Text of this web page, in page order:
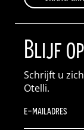
Blijf
Schrijft u
Otelli.